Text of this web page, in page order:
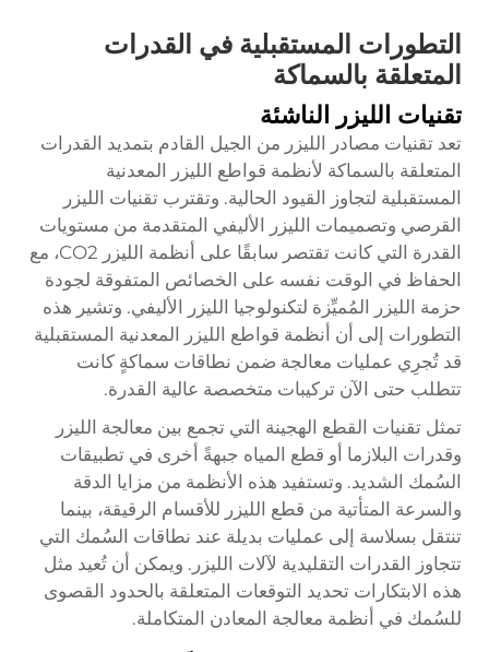
التطورات المستقبلية في القدرات
المتعلقة بالسماكة
تقنيات الليزر الناشئة
تعد تقنيات مصادر الليزر من الجيل القادم بتمديد القدرات
المتعلقة بالسماكة لأنظمة قواطع الليزر المعدنية
المستقبلية لتجاوز القيود الحالية. وتقترب تقنيات الليزر
القرصي وتصميمات الليزر الأليفي المتقدمة من مستويات
القدرة التي كانت تقتصر سابقًا على أنظمة الليزر CO2، مع
الحفاظ في الوقت نفسه على الخصائص المتفوقة لجودة
حزمة الليزر المُميِّزة لتكنولوجيا الليزر الأليفي. وتشير هذه
التطورات إلى أن أنظمة قواطع الليزر المعدنية المستقبلية
قد تُجرِي عمليات معالجة ضمن نطاقات سماكةٍ كانت
تتطلب حتى الآن تركيبات متخصصة عالية القدرة.
تمثل تقنيات القطع الهجينة التي تجمع بين معالجة الليزر
وقدرات البلازما أو قطع المياه جبهةً أخرى في تطبيقات
السُمك الشديد. وتستفيد هذه الأنظمة من مزايا الدقة
والسرعة المتأتية من قطع الليزر للأقسام الرقيقة، بينما
تنتقل بسلاسة إلى عمليات بديلة عند نطاقات السُمك التي
تتجاوز القدرات التقليدية لآلات الليزر. ويمكن أن تُعيد مثل
هذه الابتكارات تحديد التوقعات المتعلقة بالحدود القصوى
للسُمك في أنظمة معالجة المعادن المتكاملة.